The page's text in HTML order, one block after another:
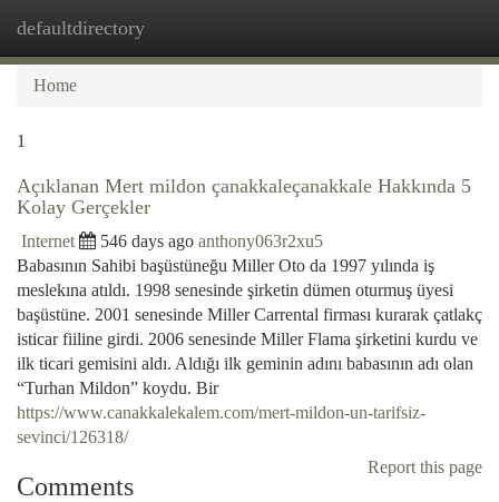
defaultdirectory
Home
1
Açıklanan Mert mildon çanakkaleçanakkale Hakkında 5
Kolay Gerçekler
Internet 546 days ago anthony063r2xu5
Babasının Sahibi başüstüneğu Miller Oto da 1997 yılında iş
meslekına atıldı. 1998 senesinde şirketin dümen oturmuş üyesi
başüstüne. 2001 senesinde Miller Carrental firması kurarak çatlakç
isticar fiiline girdi. 2006 senesinde Miller Flama şirketini kurdu ve
ilk ticari gemisini aldı. Aldığı ilk geminin adını babasının adı olan
“Turhan Mildon” koydu. Bir
https://www.canakkalekalem.com/mert-mildon-un-tarifsiz-
sevinci/126318/
Report this page
Comments